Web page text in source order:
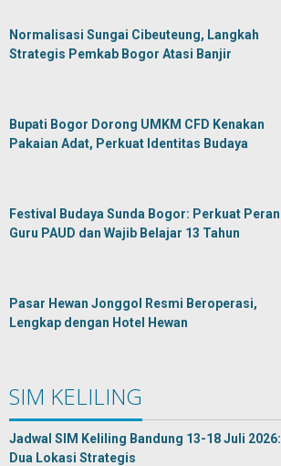
Normalisasi Sungai Cibeuteung, Langkah
Strategis Pemkab Bogor Atasi Banjir
Bupati Bogor Dorong UMKM CFD Kenakan
Pakaian Adat, Perkuat Identitas Budaya
Festival Budaya Sunda Bogor: Perkuat Peran
Guru PAUD dan Wajib Belajar 13 Tahun
Pasar Hewan Jonggol Resmi Beroperasi,
Lengkap dengan Hotel Hewan
SIM KELILING
Jadwal SIM Keliling Bandung 13-18 Juli 2026:
Dua Lokasi Strategis